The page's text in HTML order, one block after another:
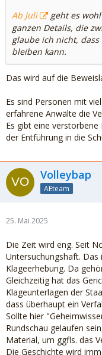
Ab Juli
geht es
ganzen Details, die
glaube ich nicht,
bleiben kann.
Das wird auf die
Es sind Personen mit
erfahrene Anwälte die
Es gibt eine
der Entführung in die
Volleybap
AEteam
25. Mai 2025
Die Zeit wird eng. Seit
Untersuchungshaft. Das
Klageerhebung. Da
Gleichzeitig hat das
Klageunterlagen der
dass überhaupt ein
Sollte hier
Rundschau gelaufen
Material, um ggfls. das
Die Geschichte wird